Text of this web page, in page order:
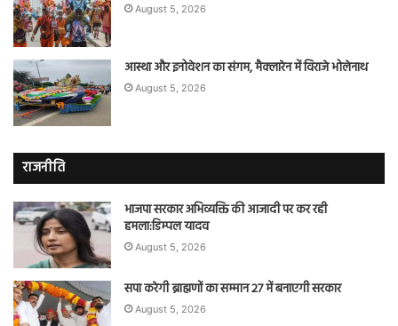
August 5, 2026
आस्था और इनोवेशन का संगम, मैक्लारेन में विराजे भोलेनाथ
August 5, 2026
राजनीति
भाजपा सरकार अभिव्यक्ति की आजादी पर कर रही
हमला:डिम्पल यादव
August 5, 2026
सपा करेगी ब्राह्मणों का सम्मान 27 में बनाएगी सरकार
August 5, 2026